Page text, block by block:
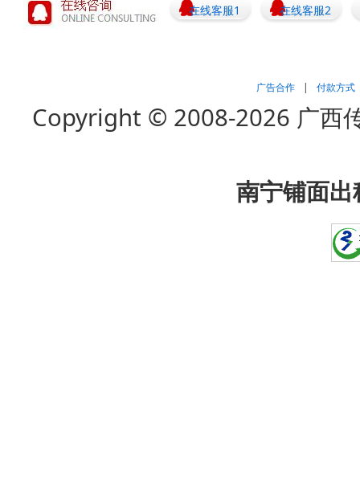
在线客服1 在线客服2
广告合作 | 付款方式
Copyright © 2008-2026 广西
南宁铺面出